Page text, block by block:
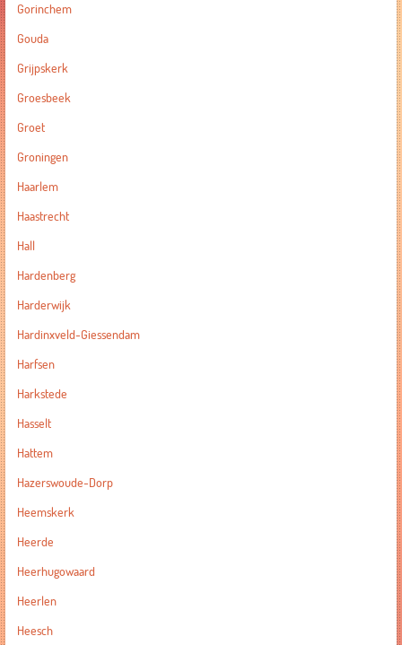
Gorinchem
Gouda
Grijpskerk
Groesbeek
Groet
Groningen
Haarlem
Haastrecht
Hall
Hardenberg
Harderwijk
Hardinxveld-Giessendam
Harfsen
Harkstede
Hasselt
Hattem
Hazerswoude-Dorp
Heemskerk
Heerde
Heerhugowaard
Heerlen
Heesch